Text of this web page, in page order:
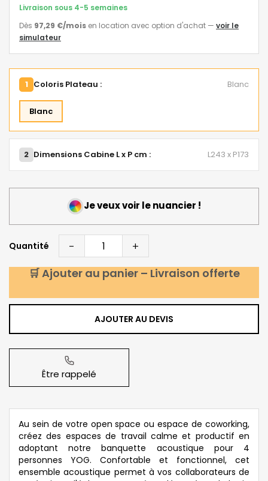
Livraison sous 4-5 semaines
Dès 97,29 €/mois en location avec option d'achat — voir le
simulateur
1 Coloris Plateau : Blanc
Blanc
2 Dimensions Cabine L x P cm : L243 x P173
Je veux voir le nuancier !
Quantité -
+
🛒 Ajouter au panier – Livraison offerte
AJOUTER AU DEVIS
Être rappelé
Au sein de votre open space ou espace de coworking,
créez des espaces de travail calme et productif en
adoptant notre banquette acoustique pour 4
personnes YOG. Confortable et fonctionnel, cet
ensemble acoustique permet à vos collaborateurs de